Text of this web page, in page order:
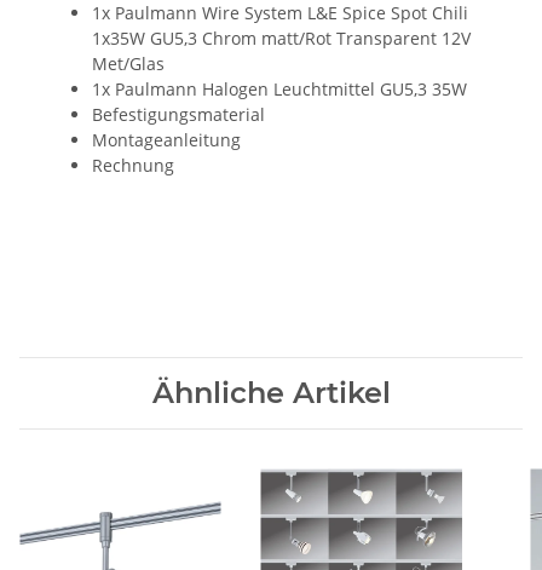
1x Paulmann Wire System L&E Spice Spot Chili
1x35W GU5,3 Chrom matt/Rot Transparent 12V
Met/Glas
1x Paulmann Halogen Leuchtmittel GU5,3 35W
Befestigungsmaterial
Montageanleitung
Rechnung
Ähnliche Artikel